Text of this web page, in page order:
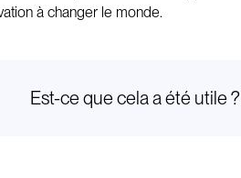
à changer le monde.
Est-ce que cela a été utile ?